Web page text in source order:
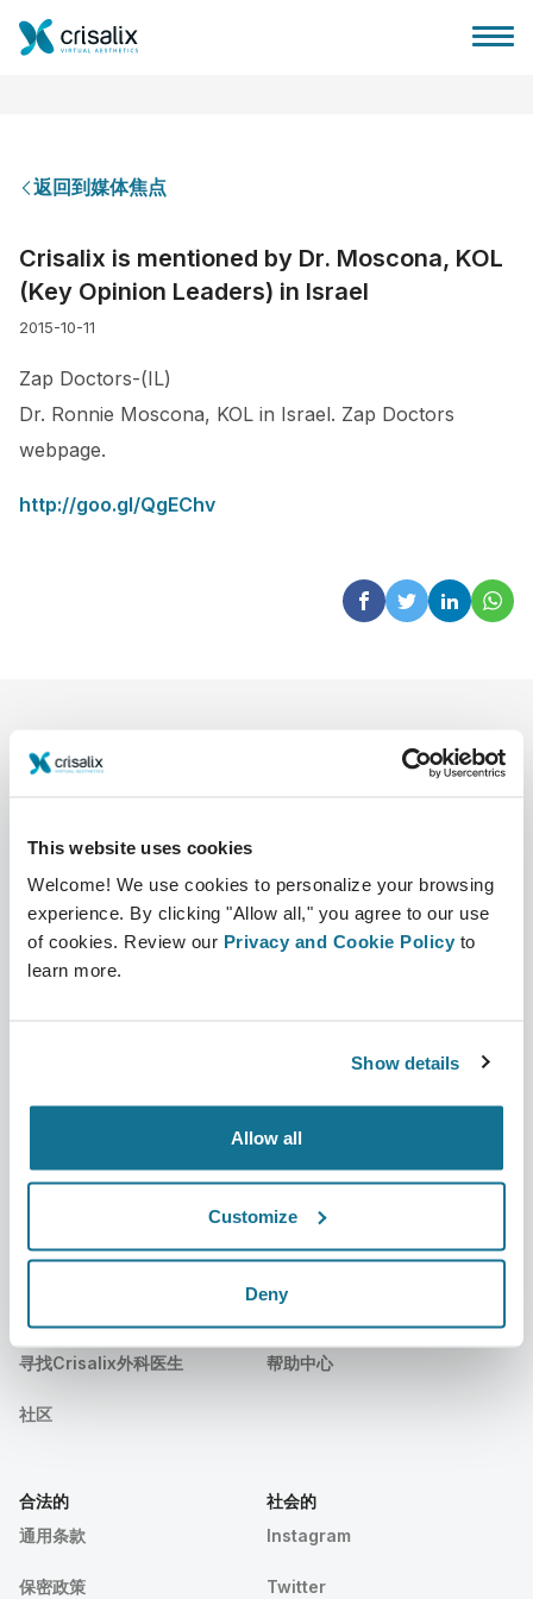
This website uses cookies
Welcome! We use cookies to personalize your browsing
experience. By clicking "Allow all," you agree to our use
of cookies. Review our Privacy and Cookie Policy to
learn more.
Show details
Allow all
Customize
Deny
3D商务平台
套餐
客户评价
返回到媒体焦点
Crisalix is mentioned by Dr. Moscona, KOL
(Key Opinion Leaders) in Israel
2015-10-11
Zap Doctors-(IL)
Dr. Ronnie Moscona, KOL in Israel. Zap Doctors
webpage.
http://goo.gl/QgEChv
关于我们
Resources
外科医生
外科医生之家
Customer Stories
寻找Crisalix外科医生
社区
帮助中心
合法的
通用条款
保密政策
社会的
Instagram
Twitter